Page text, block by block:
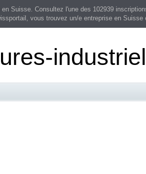
Suisse. Consultez l'une des 102939
vous trouvez un/e entreprise en Suisse